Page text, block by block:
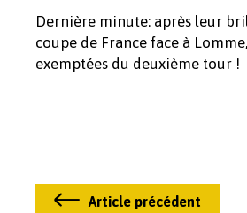
Dernière minute: après leur
coupe de France face à
exemptées du deuxième tour !
Article précédent